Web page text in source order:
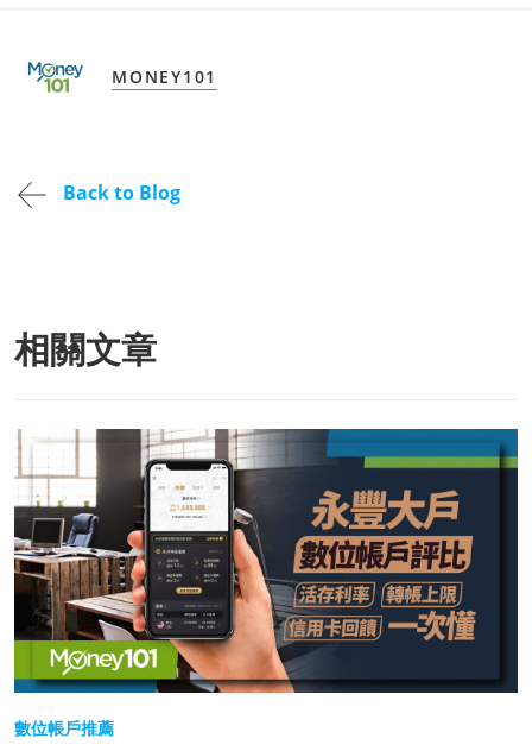
MONEY101
Back to Blog
相關文章
數位帳戶推薦